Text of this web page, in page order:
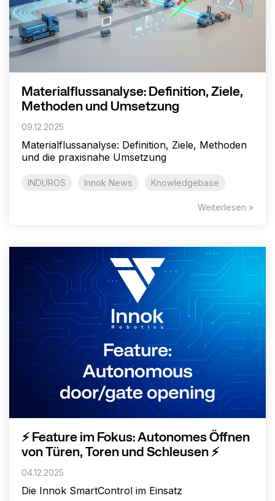
Materialflussanalyse: Definition, Ziele,
Methoden und Umsetzung
09.12.2025
Materialflussanalyse: Definition, Ziele, Methoden
und die praxisnahe Umsetzung
INDUROS Innok News Knowledgebase
Weiterlesen »
⚡ Feature im Fokus: Autonomes Öffnen
von Türen, Toren und Schleusen ⚡
04.12.2025
Die Innok SmartControl im Einsatz